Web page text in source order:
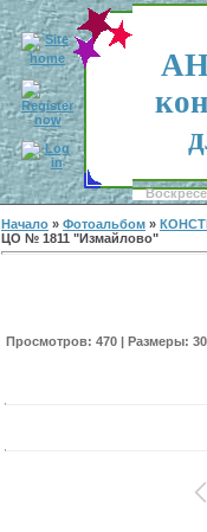
Начало » Фотоальбом »
ЦО № 1811 "Измайлово"
Просмотров: 470 | Размеры: